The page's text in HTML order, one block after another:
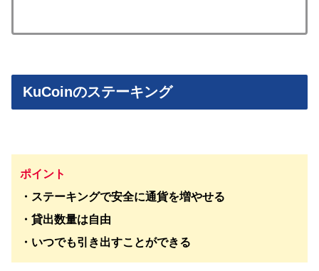
KuCoinのステーキング
ポイント
・ステーキングで安全に通貨を増やせる
・貸出数量は自由
・いつでも引き出すことができる